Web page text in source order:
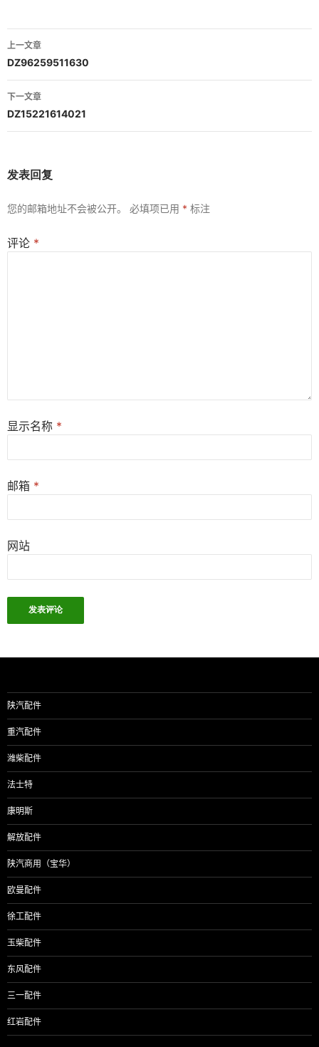
文
章
导
航
上一文章
DZ96259511630
下一文章
DZ15221614021
发表回复
您的邮箱地址不会被公开。 必填项已用 * 标注
评论 *
显示名称 *
邮箱 *
网站
陕汽配件
重汽配件
潍柴配件
法士特
康明斯
解放配件
陕汽商用（宝华）
欧曼配件
徐工配件
玉柴配件
东风配件
三一配件
红岩配件